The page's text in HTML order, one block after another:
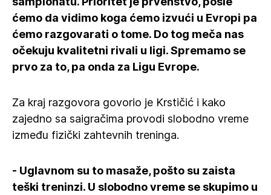
ćemo da vidimo koga ćemo izvući u Evropi pa
ćemo razgovarati o tome. Do tog meča nas
očekuju kvalitetni rivali u ligi. Spremamo se
prvo za to, pa onda za Ligu Evrope.
Za kraj razgovora govorio je Krstičić i kako
zajedno sa saigračima provodi slobodno vreme
između fizički zahtevnih treninga.
- Uglavnom su to masaže, pošto su zaista
teški treninzi. U slobodno vreme se skupimo u